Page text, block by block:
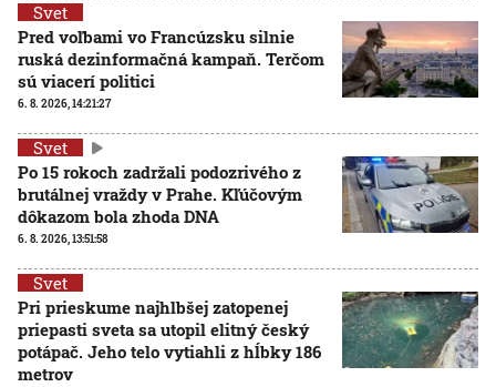
Svet
Pred voľbami vo Francúzsku silnie
ruská dezinformačná kampaň. Terčom
sú viacerí politici
6. 8. 2026, 14:21:27
Svet
Po 15 rokoch zadržali podozrivého z
brutálnej vraždy v Prahe. Kľúčovým
dôkazom bola zhoda DNA
6. 8. 2026, 13:51:58
Svet
Pri prieskume najhlbšej zatopenej
priepasti sveta sa utopil elitný český
potápač. Jeho telo vytiahli z hĺbky 186
metrov